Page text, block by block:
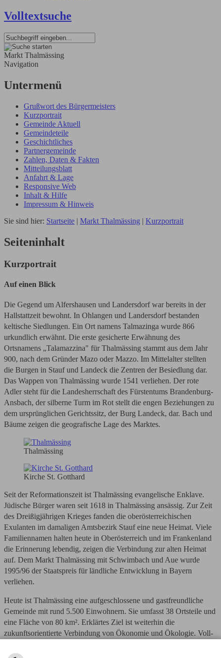
Volltextsuche
Markt Thalmässing
Navigation
Untermenü
Grußwort des Bürgermeisters
Kurzportrait
Gemeinde Aktuell
Gemeindeteile
Geschichtliches
Partnergemeinde
Zahlen, Daten & Fakten
Mitteilungsblatt
Anfahrt & Lage
Responsive Web
Inhalt & Hilfe
Impressum & Hinweis
Sie sind hier: Startseite | Markt Thalmässing | Kurzportrait
Seiteninhalt
Kurzportrait
Auf einen Blick
Die Gegend um Alfershausen und Landersdorf war bereits in der
Hallstattzeit bewohnt. In Ohlangen und Landersdorf bestanden
keltische Siedlungen. Ein Ort namens Talmazinga wurde 866
urkundlich erwähnt. Die erste gesicherte Erwähnung des
Ortsnamens „Talamazzina" für Thalmässing stammt aus dem Jahr
900, nach dem Gründer Mazo oder Mazzo. Im Mittelalter stellten
die Burgen in Stauf und Landeck die Zentren der Besiedlung dar.
Das Wappen von Thalmässing wurde 1541 verliehen. Der rote
Adler steht für die Landesherrschaft des Fürstentums Brandenburg-
Ansbach, der silberne Turm im Rot stellt die engen Beziehungen zu
dem ursprünglichen Gerichtssitz, der Burg Landeck, dar. Bach und
Bäume zeigen die geografische Lage des Marktes.
Thalmässing
Kirche St. Gotthard
Seit der Reformationszeit ist Thalmässing evangelische Enklave.
Jüdische Bürger waren seit 1618 in Thalmässing ansässig. Zur Zeit
des Dreißigjährigen Krieges fanden die oberösterreichischen
Exulanten im damaligen Amtsbezirk Stauf eine neue Heimat. Viele
Familiennamen halten heute in Oberösterreich und im Frankenland
die Erinnerung lebendig, zeigen die Verbindung zur alten Heimat
auf. Dem Markt Thalmässing mit Schwimbach und Aue wurde
1995/96 der Staatspreis für ländliche Entwicklung in Bayern
verliehen.
Heute ist Thalmässing eine aufgeschlossene und gastfreundliche
Gemeinde mit rund 5.500 Einwohnern. Sie umfasst 38 Ortsteile und
eine Fläche von 80 km². Erklärtes Ziel ist weiterhin die
zukunftsorientierte Verbindung von Ökonomie und Ökologie. Voll-
Einzelhandelsbetriebe machen die harmonische Struktur der